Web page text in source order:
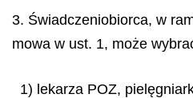
3. Świadczeniobiorca, w
mowa w ust. 1, może
1) lekarza POZ,